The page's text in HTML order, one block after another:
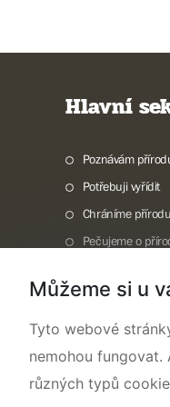
Hlavní
Poznávám
Potřebuji vyřídit
Chráníme
Pečujeme o
O nás
TISKOVÉ ZPRÁVY
Můžeme si u
Tyto webové
nemohou fungovat.
různých typů